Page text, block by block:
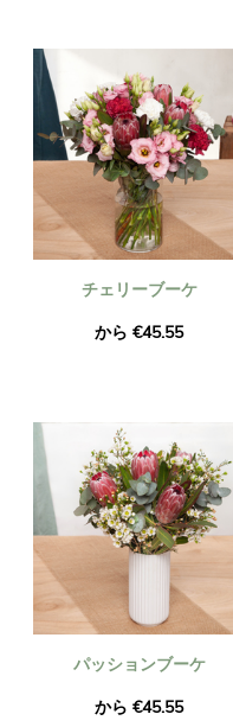
チェリーブーケ
から €45.55
パッションブーケ
から €45.55